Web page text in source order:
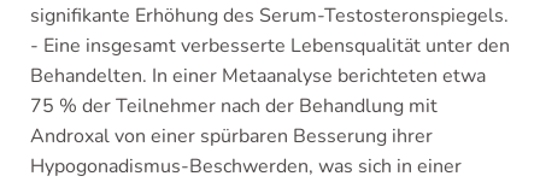
signifikante Erhöhung des Serum-Testosteronspiegels.
- Eine insgesamt verbesserte Lebensqualität unter den
Behandelten. In einer Metaanalyse berichteten etwa
75 % der Teilnehmer nach der Behandlung mit
Androxal von einer spürbaren Besserung ihrer
Hypogonadismus-Beschwerden, was sich in einer